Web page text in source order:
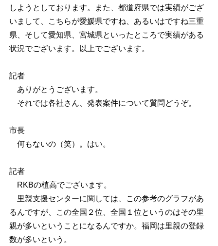
しようとしております。また、都道府県では実績がござ
いまして、こちらが愛媛県ですね、あるいはですね三重
県、そして愛知県、宮城県といったところで実績がある
状況でございます。以上でございます。
記者
ありがとうございます。
それでは各社さん、発表案件について質問どうぞ。
市長
何もないの（笑）。はい。
記者
RKBの植高でございます。
里親支援センターに関しては、この参考のグラフがあ
るんですが、この全国２位、全国１位というのはその里
親が多いということになるんですか。福岡は里親の登録
数が多いという。